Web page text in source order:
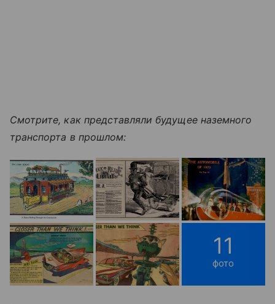
Смотрите, как представляли будущее наземного
транспорта в прошлом:
11
фото